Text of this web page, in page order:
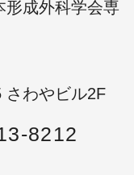
形成外科学会専
さわやビル2F
8212